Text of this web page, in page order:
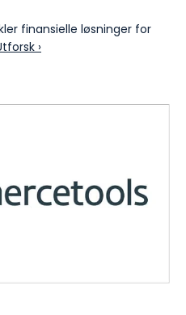
finansielle løsninger for
›